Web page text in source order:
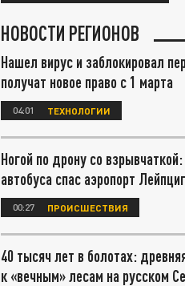
НОВОСТИ РЕГИОНОВ
Нашел вирус и заблокировал
получат новое право с 1 марта
04:01 ТЕХНОЛОГИИ
Ногой по дрону со
автобуса спас аэропорт
00:27 ПРОИСШЕСТВИЯ
40 тысяч лет в болотах:
к «вечным» лесам на русском